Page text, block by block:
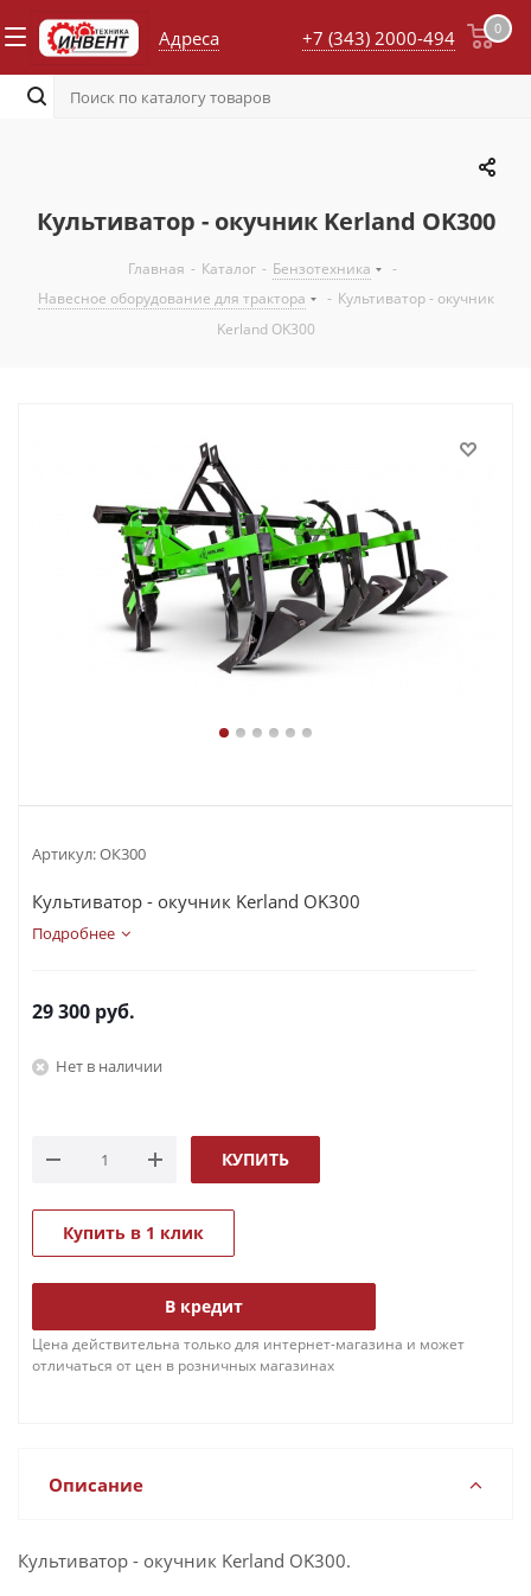
Адреса 0
+7 (343) 2000-494
Культиватор - окучник Kerland OK300
Главная - Каталог - Бензотехника
-
Навесное оборудование для трактора
- Культиватор - окучник
Kerland OK300
Артикул:ОК300
Культиватор - окучник Kerland OK300
Подробнее
29 300 руб.
Нет в наличии
КУПИТЬ
Купить в 1 клик
В кредит
Цена действительна только для интернет-магазина и может
отличаться от цен в розничных магазинах
Описание
Культиватор - окучник Kerland OK300.